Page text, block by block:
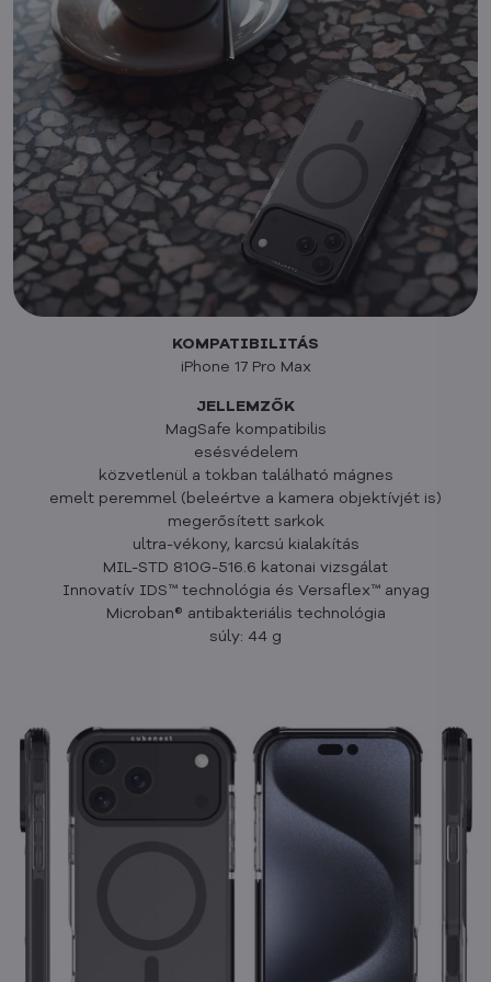
KOMPATIBILITÁS
iPhone 17 Pro Max
JELLEMZŐK
MagSafe kompatibilis
esésvédelem
közvetlenül a tokban található mágnes
emelt peremmel (beleértve a kamera objektívjét is)
megerősített sarkok
ultra-vékony, karcsú kialakítás
MIL-STD 810G-516.6 katonai vizsgálat
Innovatív IDS™ technológia és Versaflex™ anyag
Microban® antibakteriális technológia
súly: 44 g